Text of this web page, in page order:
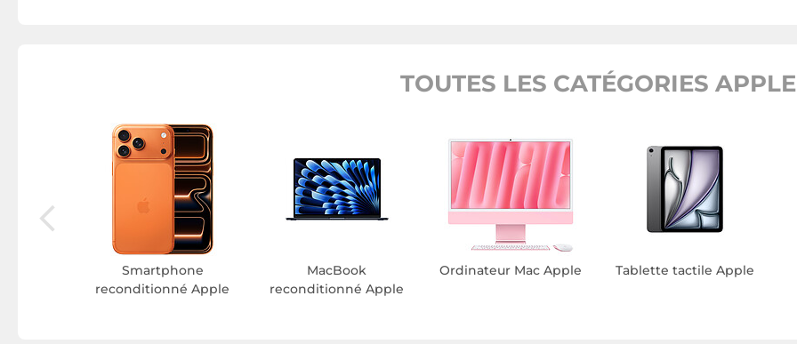
TOUTES LES CATÉGORIES APPLE
Smartphone
reconditionné Apple
MacBook
reconditionné Apple
Ordinateur Mac Apple Tablette tactile Apple